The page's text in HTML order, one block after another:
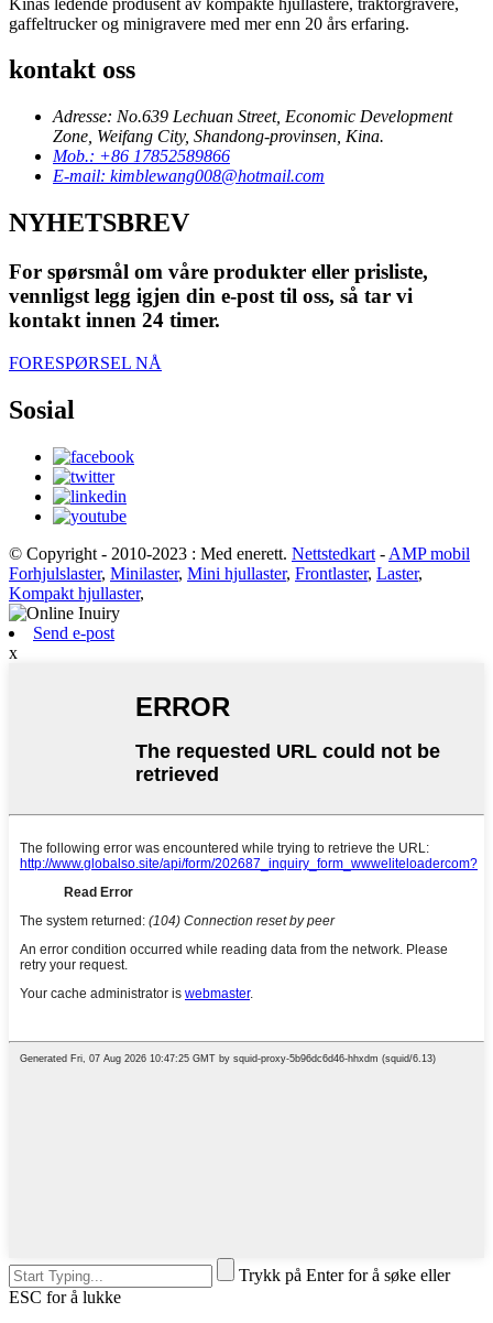
gaffeltrucker og minigravere med mer enn 20 års erfaring.
kontakt oss
Adresse: No.639 Lechuan Street, Economic Development
Zone, Weifang City, Shandong-provinsen, Kina.
Mob.: +86 17852589866
E-mail: kimblewang008@hotmail.com
NYHETSBREV
For spørsmål om våre produkter eller prisliste,
vennligst legg igjen din e-post til oss, så tar vi
kontakt innen 24 timer.
FORESPØRSEL NÅ
Sosial
© Copyright - 2010-2023 : Med enerett. Nettstedkart - AMP mobil
Forhjulslaster, Minilaster, Mini hjullaster, Frontlaster, Laster,
Kompakt hjullaster,
Send e-post
x
Trykk på Enter for å søke eller
ESC for å lukke